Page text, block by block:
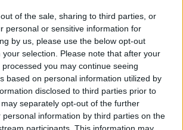
of the sale, sharing to third parties, or
personal or sensitive information for
by us, please use the below opt-out
selection. Please note that after your
you may continue seeing
based on personal information utilized by
disclosed to third parties prior to
separately opt-out of the further
personal information by third parties on the